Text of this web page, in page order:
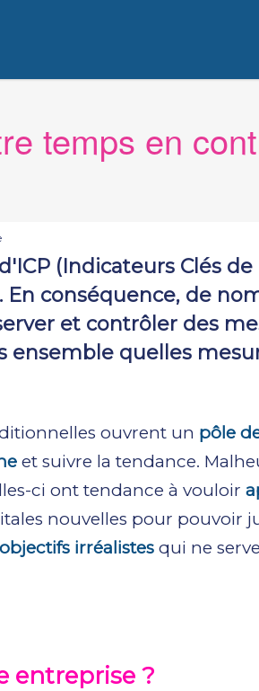
temps en
(Indicateurs Clés
En conséquence, de
et contrôler des
ensemble quelles
ouvrent un pôle
et suivre la tendance.
ci ont tendance à vouloir
nouvelles pour pouvoir
objectifs irréalistes qui ne
entreprise ?